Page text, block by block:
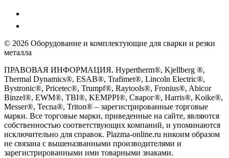
© 2026 Оборудование и комплектующие для сварки и резки
металла
ПРАВОВАЯ ИНФОРМАЦИЯ. Hypertherm®, Kjellberg ®,
Thermal Dynamics®, ESAB®, Trafimet®, Lincoln Electric®,
Bystronic®, Pricetec®, Trumpf®, Raytools®, Fronius®, Abicor
Binzel®, EWM®, TBI®, KEMPPI®, Сварог®, Harris®, Koike®,
Messer®, Tecna®, Triton® – зарегистрированные торговые
марки. Все торговые марки, приведенные на сайте, являются
собственностью соответствующих компаний, и упоминаются
исключительно для справок. Plazma-online.ru никоим образом
не связана с вышеназванными производителями и
зарегистрированными ими товарными знаками.